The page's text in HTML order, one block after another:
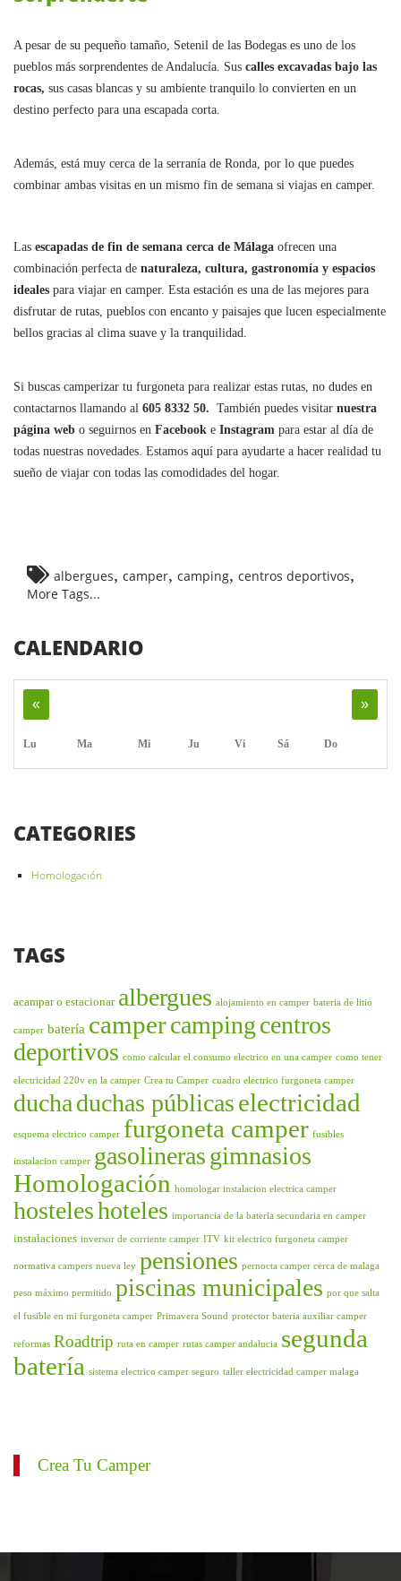
A pesar de su pequeño tamaño, Setenil de las Bodegas es uno de los
pueblos más sorprendentes de Andalucía. Sus calles excavadas bajo las
rocas, sus casas blancas y su ambiente tranquilo lo convierten en un
destino perfecto para una escapada corta.
Además, está muy cerca de la serranía de Ronda, por lo que puedes
combinar ambas visitas en un mismo fin de semana si viajas en camper.
Las escapadas de fin de semana cerca de Málaga ofrecen una
combinación perfecta de naturaleza, cultura, gastronomía y espacios
ideales para viajar en camper. Esta estación es una de las mejores para
disfrutar de rutas, pueblos con encanto y paisajes que lucen especialmente
bellos gracias al clima suave y la tranquilidad.
Si buscas camperizar tu furgoneta para realizar estas rutas, no dudes en
contactarnos llamando al 605 8332 50. También puedes visitar nuestra
página web o seguirnos en Facebook e Instagram para estar al día de
todas nuestras novedades. Estamos aquí para ayudarte a hacer realidad tu
sueño de viajar con todas las comodidades del hogar.
albergues camper camping centros deportivos
More Tags...
CALENDARIO
« »
Lu Ma Mi Ju Vi Sá Do
CATEGORIES
Homologación
TAGS
acampar o estacionar albergues alojamiento en camper bateria de litio
camper batería campercampingcentros
deportivos como calcular el consumo electrico en una camper como tener
electricidad 220v en la camper Crea tu Camper cuadro electrico furgoneta camper
duchaduchas públicaselectricidad
esquema electrico camper furgoneta camper fusibles
instalacion camper gasolinerasgimnasios
Homologación homologar instalacion electrica camper
hosteleshoteles importancia de la bateria secundaria en camper
instalaciones inversor de corriente camper ITV kit electrico furgoneta camper
normativa campers nueva ley pensiones pernocta camper cerca de malaga
peso máximo permitido piscinas municipales por que salta
el fusible en mi furgoneta camper Primavera Sound protector bateria auxiliar camper
reformas Roadtrip ruta en camper rutas camper andalucia segunda
batería sistema electrico camper seguro taller electricidad camper malaga
Crea Tu Camper